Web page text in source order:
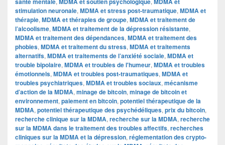
stimulation neuronale, MDMA et stress post-traumatique, MDMA et
thérapie, MDMA et thérapies de groupe, MDMA et traitement de
l’alcoolisme, MDMA et traitement de la dépression résistante,
MDMA et traitement des dépendances, MDMA et traitement des
phobies, MDMA et traitement du stress, MDMA et traitements
alternatifs, MDMA et traitements de l’anxiété sociale, MDMA et
trouble bipolaire, MDMA et troubles de l'humeur, MDMA et troubles
émotionnels, MDMA et troubles post-traumatiques, MDMA et
troubles psychiatriques, MDMA et troubles sociaux, mécanisme
d’action de la MDMA, minage de bitcoin, minage de bitcoin et
environnement, paiement en bitcoin, potentiel thérapeutique de la
MDMA, potentiel thérapeutique des psychédéliques, prix du bitcoin,
recherche clinique sur la MDMA, recherche sur la MDMA, recherche
sur la MDMA dans le traitement des troubles affectifs, recherches
cliniques sur la MDMA et la dépression, réglementation des crypto-